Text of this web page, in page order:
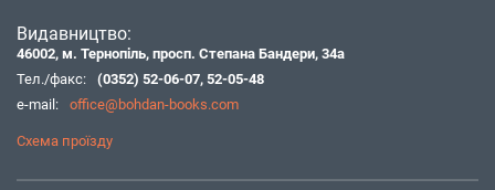
Видавництво:
46002, м. Тернопіль, просп. Степана Бандери, 34а
Тел./факс:
(0352) 52-06-07, 52-05-48
e-mail:
office@bohdan-books.com
Схема проїзду